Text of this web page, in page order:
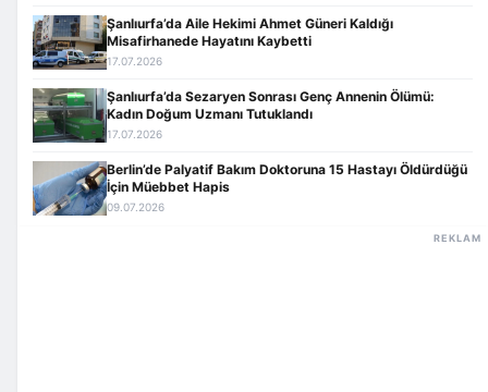
Şanlıurfa’da Aile Hekimi Ahmet Güneri Kaldığı
Misafirhanede Hayatını Kaybetti
17.07.2026
Şanlıurfa’da Sezaryen Sonrası Genç Annenin Ölümü:
Kadın Doğum Uzmanı Tutuklandı
17.07.2026
Berlin’de Palyatif Bakım Doktoruna 15 Hastayı Öldürdüğü
İçin Müebbet Hapis
09.07.2026
REKLAM